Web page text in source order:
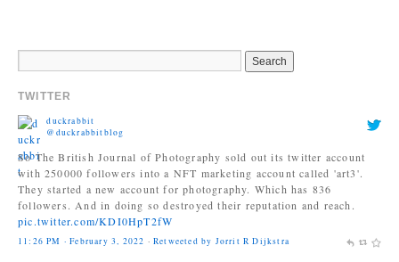
TWITTER
duckrabbit
@duckrabbitblog
So The British Journal of Photography sold out its twitter account
with 250000 followers into a NFT marketing account called 'art3'.
They started a new account for photography. Which has 836
followers. And in doing so destroyed their reputation and reach.
pic.twitter.com/KDI0HpT2fW
11:26 PM · February 3, 2022 ·Retweeted by Jorrit R Dijkstra